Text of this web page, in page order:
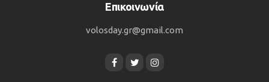
Επικοινωνία
volosday.gr@gmail.com